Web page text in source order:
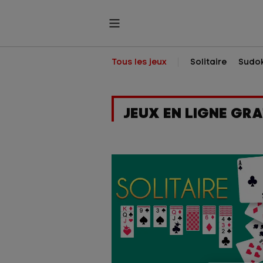
Tous les jeux Solitaire
JEUX EN LIGNE